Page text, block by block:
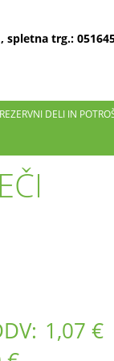
trg.:
DELI IN
1,07 €